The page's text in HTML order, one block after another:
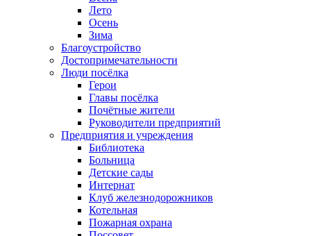
Лето
Осень
Зима
Благоустройство
Достопримечательности
Люди посёлка
Герои
Главы посёлка
Почётные жители
Руководители предприятий
Предприятия и учреждения
Библиотека
Больница
Детские сады
Интернат
Клуб железнодорожников
Котельная
Пожарная охрана